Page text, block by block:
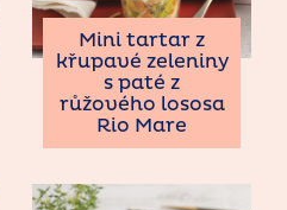
Mini tartar z
křupavé zeleniny
s paté z
růžového lososa
Rio Mare